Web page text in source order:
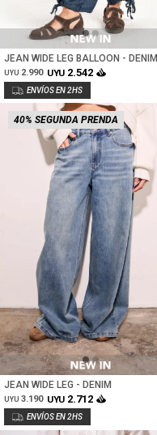
Talle
JEAN WIDE LEG BALLOON - DENIM
UYU 2.990 UYU 2.542
40% SEGUNDA PRENDA
Talle
JEAN WIDE LEG - DENIM
UYU 3.190 UYU 2.712